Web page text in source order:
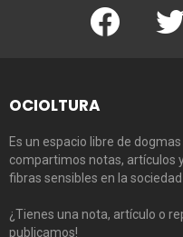
Facebook
OCIOLTURA
Es un espacio libre de
compartimos notas, artículos
fibras sensibles en la sociedad
¿Tienes una nota, artículo o
publicamos!